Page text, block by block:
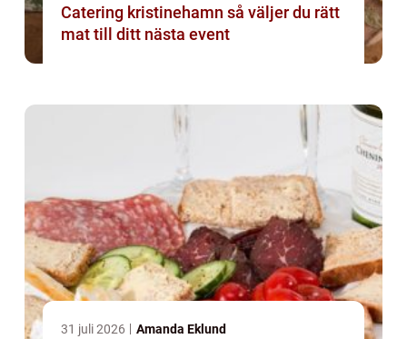
Catering kristinehamn så väljer du rätt
mat till ditt nästa event
31 juli 2026 Amanda Eklund